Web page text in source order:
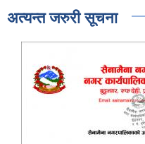
अत्यन्त जरुरी सूचना